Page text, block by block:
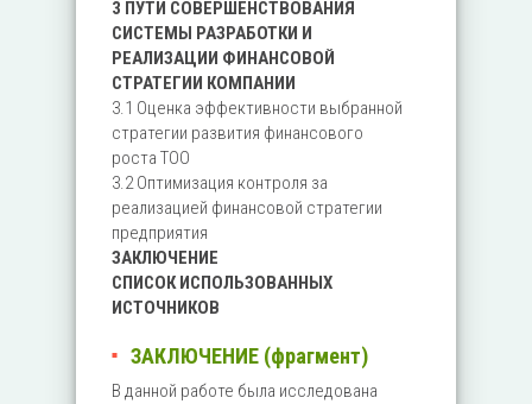
3 ПУТИ СОВЕРШЕНСТВОВАНИЯ
СИСТЕМЫ РАЗРАБОТКИ И
РЕАЛИЗАЦИИ ФИНАНСОВОЙ
СТРАТЕГИИ КОМПАНИИ
3.1 Оценка эффективности выбранной
стратегии развития финансового
роста ТОО
3.2 Оптимизация контроля за
реализацией финансовой стратегии
предприятия
ЗАКЛЮЧЕНИЕ
СПИСОК ИСПОЛЬЗОВАННЫХ
ИСТОЧНИКОВ
ЗАКЛЮЧЕНИЕ (фрагмент)
В данной работе была исследована